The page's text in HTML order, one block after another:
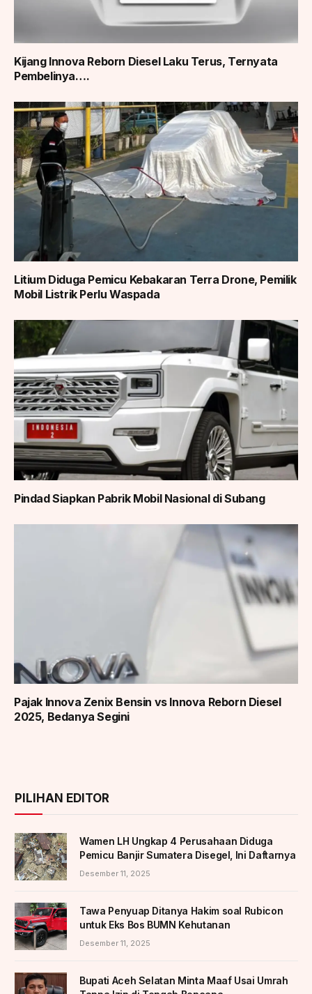
Kijang Innova Reborn Diesel Laku Terus, Ternyata
Pembelinya….
Litium Diduga Pemicu Kebakaran Terra Drone, Pemilik
Mobil Listrik Perlu Waspada
Pindad Siapkan Pabrik Mobil Nasional di Subang
Pajak Innova Zenix Bensin vs Innova Reborn Diesel
2025, Bedanya Segini
PILIHAN EDITOR
Wamen LH Ungkap 4 Perusahaan Diduga
Pemicu Banjir Sumatera Disegel, Ini Daftarnya
Desember 11, 2025
Tawa Penyuap Ditanya Hakim soal Rubicon
untuk Eks Bos BUMN Kehutanan
Desember 11, 2025
Bupati Aceh Selatan Minta Maaf Usai Umrah